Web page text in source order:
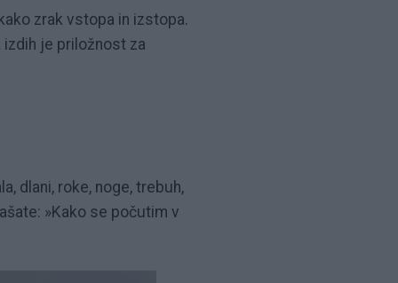
zrak vstopa in izstopa.
je priložnost za
dlani, roke, noge, trebuh,
»Kako se počutim v